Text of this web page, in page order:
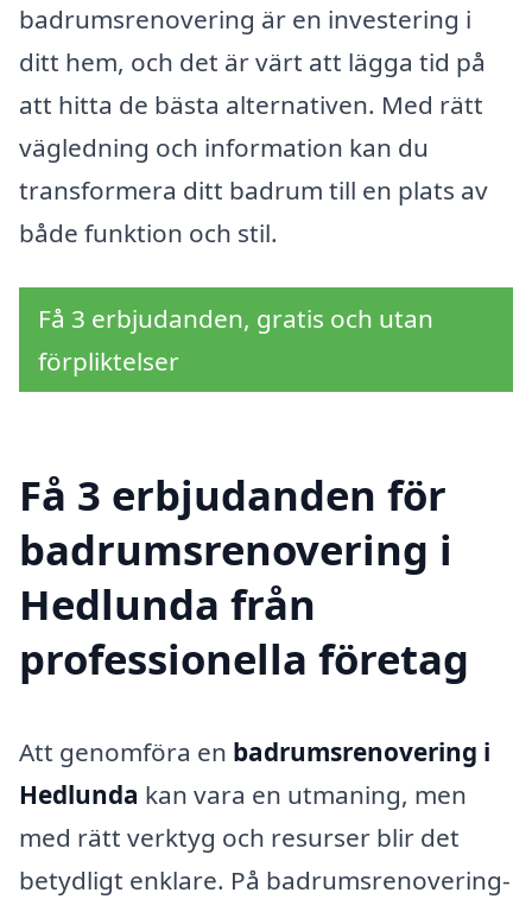
badrumsrenovering är en investering i
ditt hem, och det är värt att lägga tid på
att hitta de bästa alternativen. Med rätt
vägledning och information kan du
transformera ditt badrum till en plats av
både funktion och stil.
Få 3 erbjudanden, gratis och utan
förpliktelser
Få 3 erbjudanden för
badrumsrenovering i
Hedlunda från
professionella företag
Att genomföra en badrumsrenovering i
Hedlunda kan vara en utmaning, men
med rätt verktyg och resurser blir det
betydligt enklare. På badrumsrenovering-